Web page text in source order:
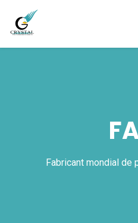
Fabricant mondial de